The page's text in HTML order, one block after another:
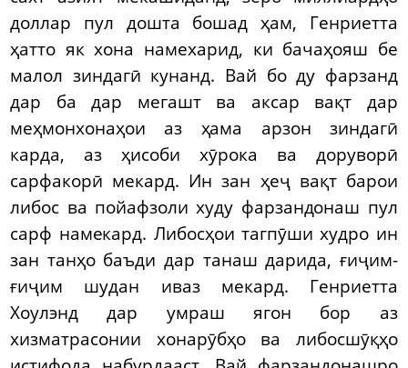
доллар пул дошта бошад ҳам, Генриетта
ҳатто як хона намехарид, ки бачаҳояш бе
малол зиндагӣ кунанд. Вай бо ду фарзанд
дар ба дар мегашт ва аксар вақт дар
меҳмонхонаҳои аз ҳама арзон зиндагӣ
карда, аз ҳисоби хӯрока ва доруворӣ
сарфакорӣ мекард. Ин зан ҳеҷ вақт барои
либос ва пойафзоли худу фарзандонаш пул
сарф намекард. Либосҳои тагпӯши худро ин
зан танҳо баъди дар танаш дарида, ғиҷим-
ғиҷим шудан иваз мекард. Генриетта
Хоулэнд дар умраш ягон бор аз
хизматрасонии хонарӯбҳо ва либосшӯқҳо